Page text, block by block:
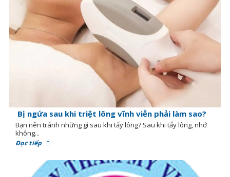
Bị ngứa sau khi triệt lông vĩnh viễn phải làm sao?
Bạn nên tránh những gì sau khi tẩy lông? Sau khi tẩy lông, nhớ
không...
Đọc tiếp